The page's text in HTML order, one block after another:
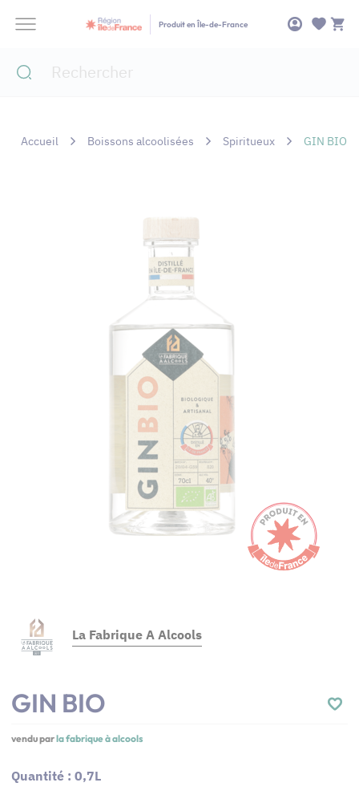
Produit en Île-de-France
Accueil Boissons alcoolisées Spiritueux GIN BIO
La Fabrique A Alcools
GIN BIO
vendu parla fabrique à alcools
Quantité : 0,7L